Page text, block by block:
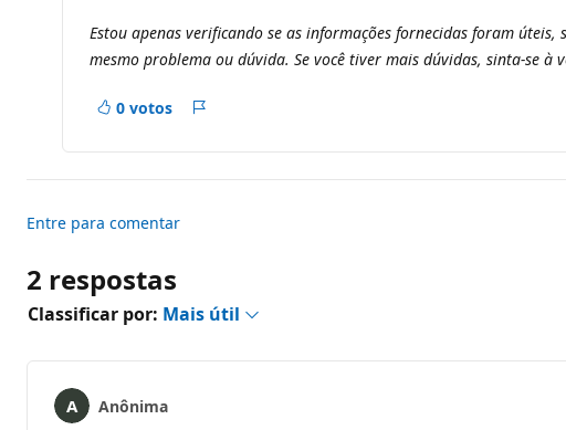
e
e
t
ç
o
Estou apenas verificando se as informações fornecidas foram
mesmo problema ou dúvida. Se você tiver mais dúvidas, sinta-se à
0 votos
Entre para comentar
2 respostas
Classificar por: Mais útil
Anônima